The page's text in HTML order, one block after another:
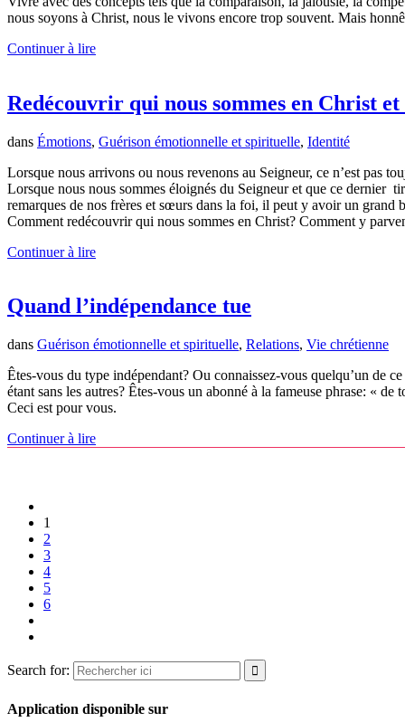
nous soyons à Christ, nous le vivons encore trop souvent. Mais
Continuer à lire
Redécouvrir qui nous sommes en Christ et
dans Émotions, Guérison émotionnelle et spirituelle, Identité
Lorsque nous arrivons ou nous revenons au Seigneur, ce n’est pas
Lorsque nous nous sommes éloignés du Seigneur et que ce dernier
remarques de nos frères et sœurs dans la foi, il peut y avoir un
Comment redécouvrir qui nous sommes en Christ? Comment y
Continuer à lire
Quand l’indépendance tue
dans Guérison émotionnelle et spirituelle, Relations, Vie chrétienne
Êtes-vous du type indépendant? Ou connaissez-vous quelqu’un de
étant sans les autres? Êtes-vous un abonné à la fameuse phrase: «
Ceci est pour vous.
Continuer à lire
1
2
3
4
5
6
Search for:
Application disponible sur